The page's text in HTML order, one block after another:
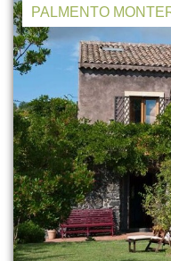
PALMENTO